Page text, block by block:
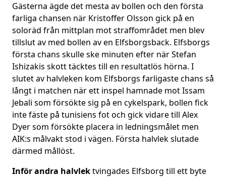
Gästerna ägde det mesta av bollen och den första
farliga chansen när Kristoffer Olsson gick på en
soloräd från mittplan mot straffområdet men blev
tillslut av med bollen av en Elfsborgsback. Elfsborgs
första chans skulle ske minuten efter när Stefan
Ishizakis skott täcktes till en resultatlös hörna. I
slutet av halvleken kom Elfsborgs farligaste chans så
långt i matchen när ett inspel hamnade mot Issam
Jebali som försökte sig på en cykelspark, bollen fick
inte fäste på tunisiens fot och gick vidare till Alex
Dyer som försökte placera in ledningsmålet men
AIK:s målvakt stod i vägen. Första halvlek slutade
därmed mållöst.
Inför andra halvlektvingades Elfsborg till ett byte